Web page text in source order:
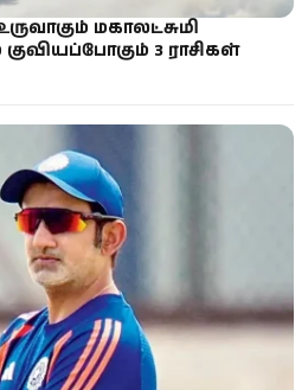
மகாலட்சுமி
3 ராசிகள்